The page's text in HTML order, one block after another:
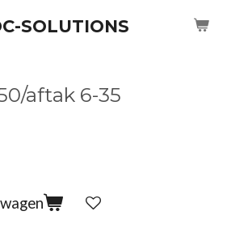
SOLUTIONS
aftak 6-35